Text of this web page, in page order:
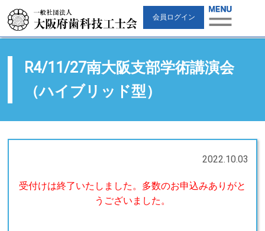
会員ログイン
R4/11/27南大阪支部学術講演会
（ハイブリッド型）
2022.10.03
受付けは終了いたしました。多数のお申込みありがと
うございました。